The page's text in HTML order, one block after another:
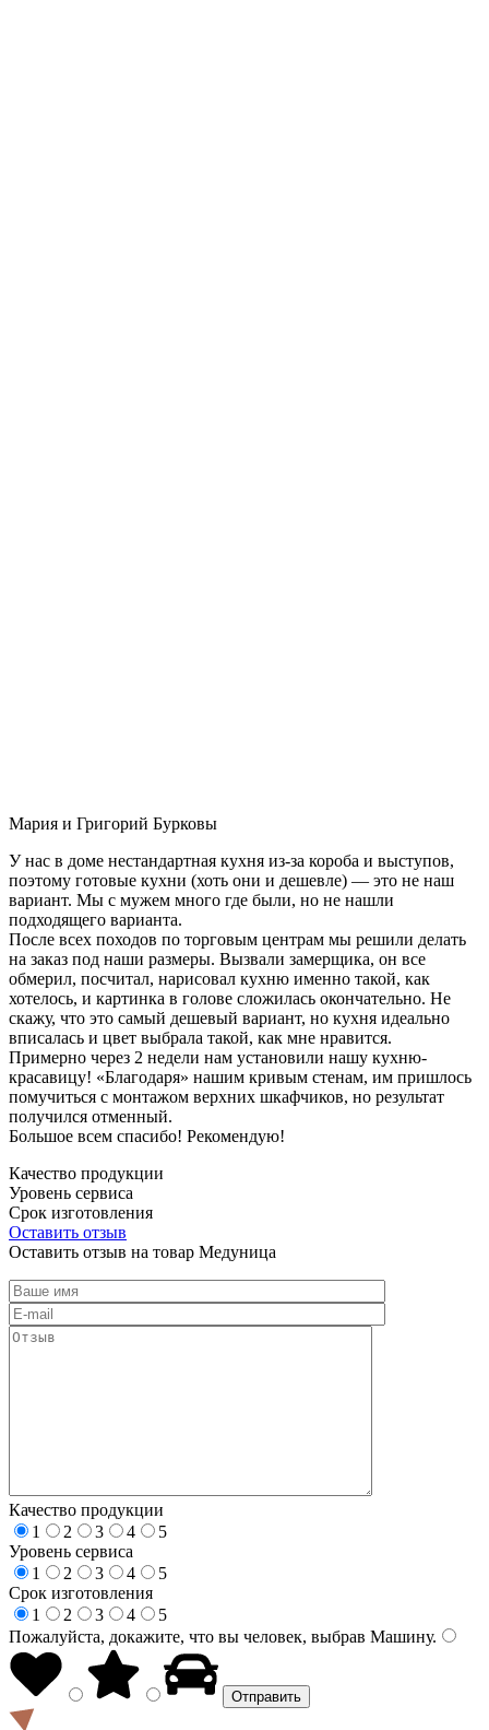
Мария и Григорий Бурковы
У нас в доме нестандартная кухня из-за короба и выступов,
поэтому готовые кухни (хоть они и дешевле) — это не наш
вариант. Мы с мужем много где были, но не нашли
подходящего варианта.
После всех походов по торговым центрам мы решили делать
на заказ под наши размеры. Вызвали замерщика, он все
обмерил, посчитал, нарисовал кухню именно такой, как
хотелось, и картинка в голове сложилась окончательно. Не
скажу, что это самый дешевый вариант, но кухня идеально
вписалась и цвет выбрала такой, как мне нравится.
Примерно через 2 недели нам установили нашу кухню-
красавицу! «Благодаря» нашим кривым стенам, им пришлось
помучиться с монтажом верхних шкафчиков, но результат
получился отменный.
Большое всем спасибо! Рекомендую!
Качество продукции
Уровень сервиса
Срок изготовления
Оставить отзыв
Оставить отзыв на товар Медуница
Качество продукции
1
2 3 4
5
Уровень сервиса
1
2 3 4
5
Срок изготовления
1
2 3 4
5
Пожалуйста, докажите, что вы человек, выбрав Машину.